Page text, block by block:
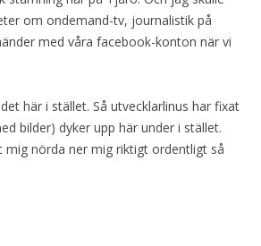
om ondemand-tv, journalistik på
med våra facebook-konton när vi
här i stället. Så utvecklarlinus har fixat
bilder) dyker upp här under i stället.
mig nörda ner mig riktigt ordentligt så